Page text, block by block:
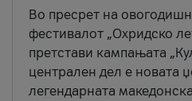
Во пресрет на
фестивалот „Охридско
претстави кампањата
централен дел е новата
легендарната